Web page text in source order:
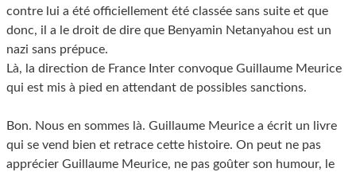
contre lui a été officiellement été classée sans suite et que
donc, il a le droit de dire que Benyamin Netanyahou est un
nazi sans prépuce.
Là, la direction de France Inter convoque Guillaume Meurice
qui est mis à pied en attendant de possibles sanctions.
Bon. Nous en sommes là. Guillaume Meurice a écrit un livre
qui se vend bien et retrace cette histoire. On peut ne pas
apprécier Guillaume Meurice, ne pas goûter son humour, le